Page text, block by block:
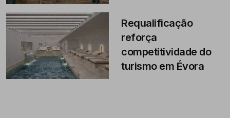
Requalificação
reforça
competitividade do
turismo em Évora